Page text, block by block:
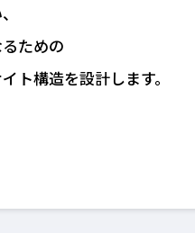
ための
ト構造を設計します。